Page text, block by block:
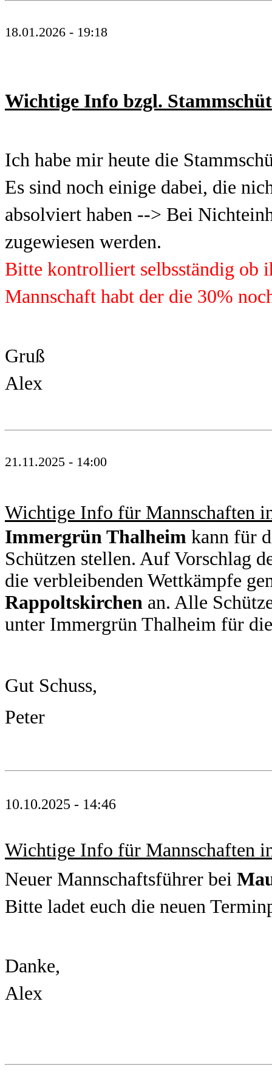
18.01.2026 - 19:18
Wichtige Info bzgl.
Ich habe mir heute die
Es sind noch einige dabei, die
absolviert haben --> Bei
zugewiesen werden.
Bitte kontrolliert selbsständig ob
Mannschaft habt der die 30%
Gruß
Alex
21.11.2025 - 14:00
Wichtige Info für Mannschaften
Immergrün Thalheim kann für
Schützen stellen. Auf Vorschlag
die verbleibenden Wettkämpfe
Rappoltskirchen an. Alle
unter Immergrün Thalheim für
Gut Schuss,
Peter
10.10.2025 - 14:46
Wichtige Info für Mannschaften
Neuer Mannschaftsführer bei
Bitte ladet euch die neuen
Danke,
Alex